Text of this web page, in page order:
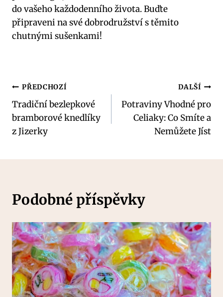
do vašeho každodenního života. Buďte
připraveni na své dobrodružství s těmito
chutnými sušenkami!
Navigace
pro
příspěvek
PŘEDCHOZÍ
Tradiční bezlepkové
bramborové knedlíky
z Jizerky
DALŠÍ
Potraviny Vhodné pro
Celiaky: Co Smíte a
Nemůžete Jíst
Podobné příspěvky